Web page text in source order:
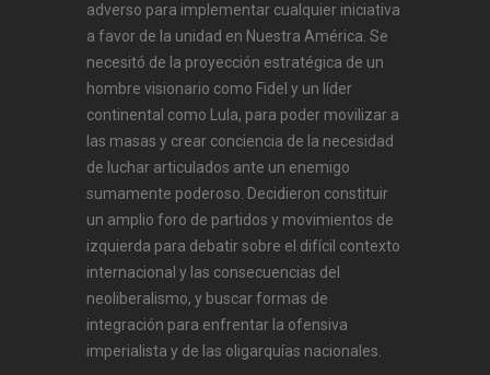
adverso para implementar cualquier iniciativa
a favor de la unidad en Nuestra América. Se
necesitó de la proyección estratégica de un
hombre visionario como Fidel y un líder
continental como Lula, para poder movilizar a
las masas y crear conciencia de la necesidad
de luchar articulados ante un enemigo
sumamente poderoso. Decidieron constituir
un amplio foro de partidos y movimientos de
izquierda para debatir sobre el difícil contexto
internacional y las consecuencias del
neoliberalismo, y buscar formas de
integración para enfrentar la ofensiva
imperialista y de las oligarquías nacionales.